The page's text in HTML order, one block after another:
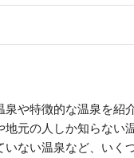
泉や特徴的な温泉を紹
地元の人しか知らない
いない温泉など、いく